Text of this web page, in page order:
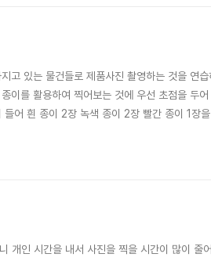
있는 물건들로 제품사진 촬영하는 것을 연습
이를 활용하여 찍어보는 것에 우선 초점을 두
어 흰 종이 2장 녹색 종이 2장 빨간 종이 1장을
인 시간을 내서 사진을 찍을 시간이 많이 줄